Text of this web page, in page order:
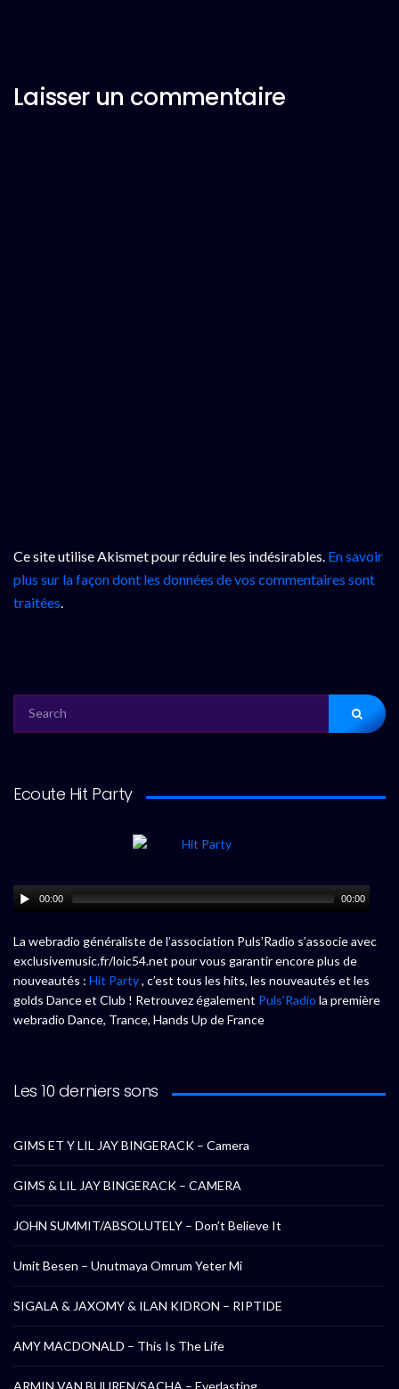
Laisser un commentaire
Ce site utilise Akismet pour réduire les indésirables. En savoir
plus sur la façon dont les données de vos commentaires sont
traitées.
FOR:
Ecoute Hit Party
00:00 00:00
La webradio généraliste de l’association Puls’Radio s’associe avec
exclusivemusic.fr/loic54.net pour vous garantir encore plus de
nouveautés : Hit Party, c’est tous les hits, les nouveautés et les
golds Dance et Club ! Retrouvez également Puls’Radio la première
webradio Dance, Trance, Hands Up de France
Les 10 derniers sons
GIMS ET Y LIL JAY BINGERACK – Camera
GIMS & LIL JAY BINGERACK – CAMERA
JOHN SUMMIT/ABSOLUTELY – Don’t Believe It
Umit Besen – Unutmaya Omrum Yeter Mi
SIGALA & JAXOMY & ILAN KIDRON – RIPTIDE
AMY MACDONALD – This Is The Life